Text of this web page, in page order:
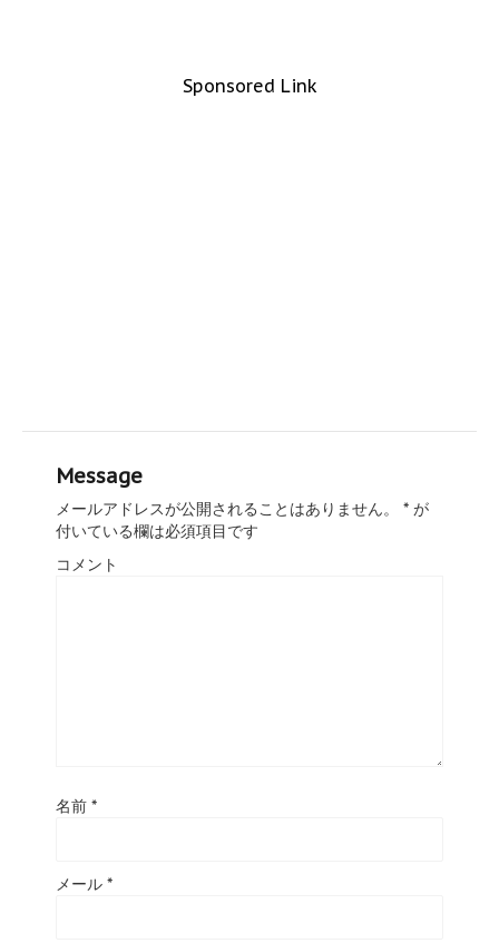
Sponsored Link
Message
メールアドレスが公開されることはありません。 * が
付いている欄は必須項目です
コメント
名前 *
メール *